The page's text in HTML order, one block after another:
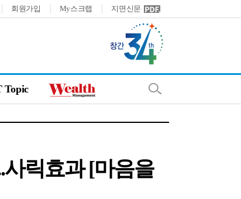
회원가입 My스크랩 지면신문
Topic
사릭효과 [마음을